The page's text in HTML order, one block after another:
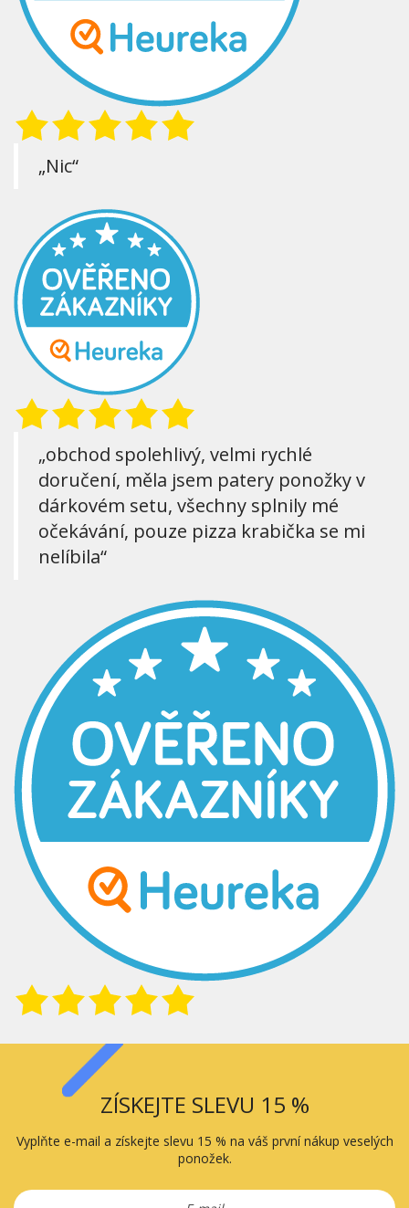
„Nic“
„obchod spolehlivý, velmi rychlé
doručení, měla jsem patery ponožky v
dárkovém setu, všechny splnily mé
očekávání, pouze pizza krabička se mi
nelíbila“
ZÍSKEJTE SLEVU 15 %
Vyplňte e-mail a získejte slevu 15 % na váš první nákup veselých
ponožek.